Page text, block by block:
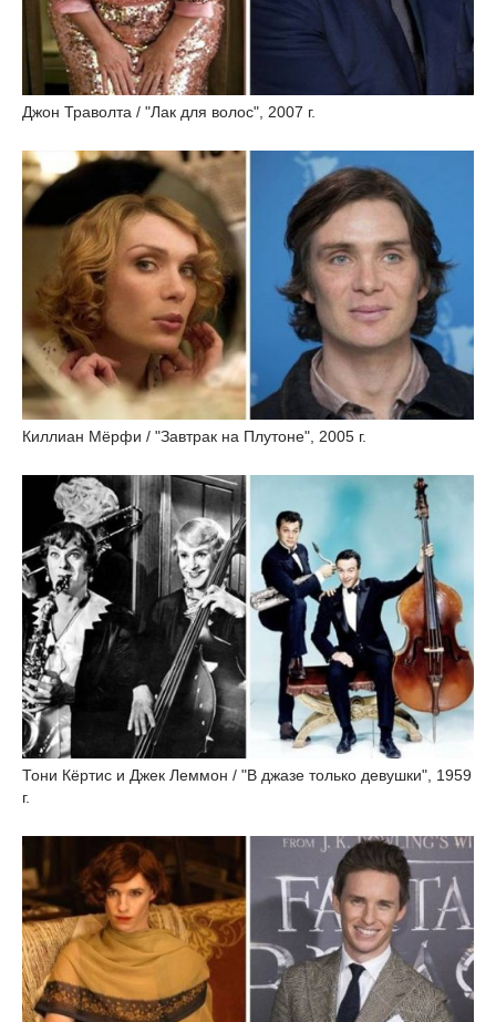
Джон Траволта / "Лак для волос", 2007 г.
Киллиан Мёрфи / "Завтрак на Плутоне", 2005 г.
Тони Кёртис и Джек Леммон / "В джазе только девушки", 1959
г.